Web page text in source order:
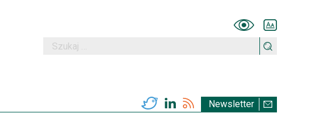
Wersja
Szukaj:
TwitterLinkedIn
RSSNewsletter